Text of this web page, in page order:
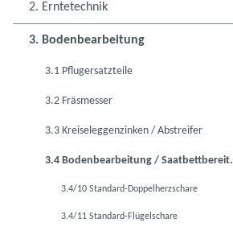
2. Erntetechnik
3. Bodenbearbeitung
3.1 Pflugersatzteile
3.2 Fräsmesser
3.3 Kreiseleggenzinken / Abstreifer
3.4 Bodenbearbeitung / Saatbettbereit.
3.4/10 Standard-Doppelherzschare
3.4/11 Standard-Flügelschare